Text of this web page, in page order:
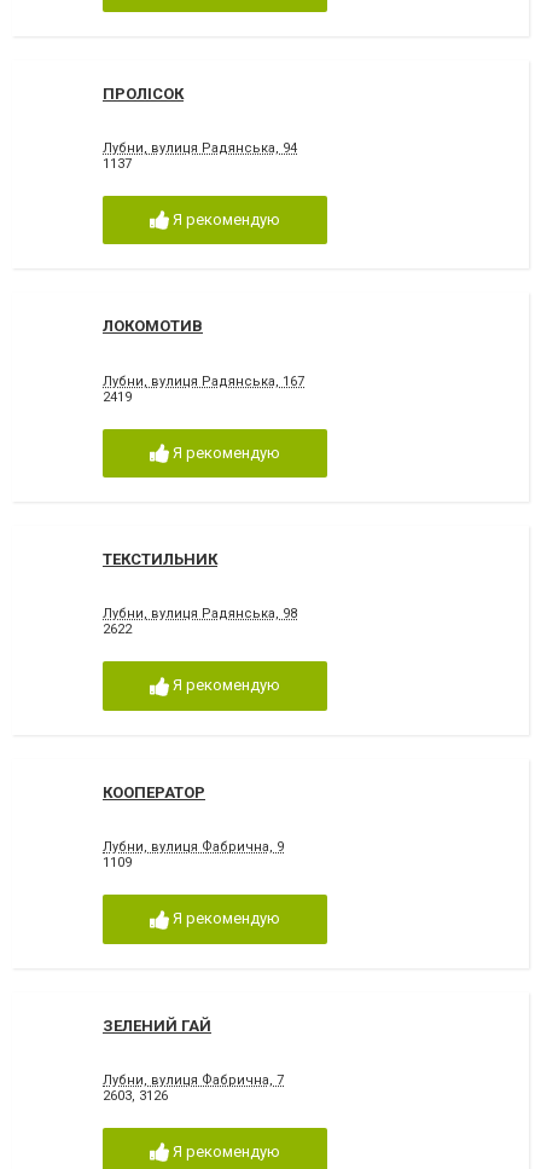
ПРОЛІСОК
Лубни, вулиця Радянська, 94
1137
Я рекомендую
ЛОКОМОТИВ
Лубни, вулиця Радянська, 167
2419
Я рекомендую
ТЕКСТИЛЬНИК
Лубни, вулиця Радянська, 98
2622
Я рекомендую
КООПЕРАТОР
Лубни, вулиця Фабрична, 9
1109
Я рекомендую
ЗЕЛЕНИЙ ГАЙ
Лубни, вулиця Фабрична, 7
2603, 3126
Я рекомендую